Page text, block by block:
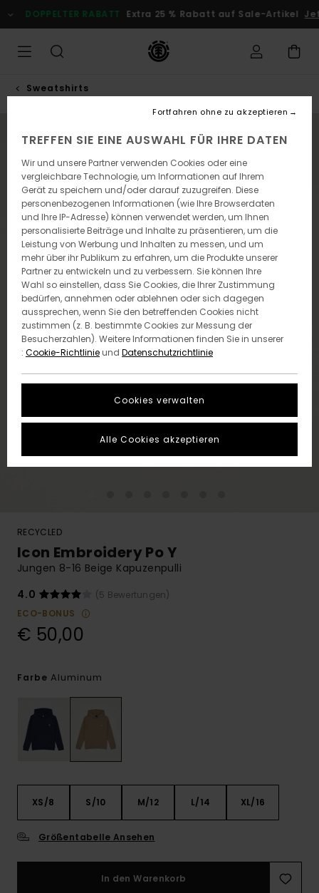
zur
Produktinformation
DOPPELTER RABATT Extra 25 % Rabatt auf Sale-Artikel
Sweatshirts
RECYCLED
Icon Embroidery Po Y
Jungen 8-16 Beige Kapuzenpulli
4.0
(5 Bewertungen)
ECO-BONUS
€ 50,00
Farbe Aluminum
XS/8 S/10 M/12 L/14 XL/16
Größentabelle Ansehen
In den Warenkorb
TREFFEN SIE EINE AUSWAHL FÜR IHRE DATEN
Wir und unsere Partner verwenden Cookies oder eine
vergleichbare Technologie, um Informationen auf Ihrem
Gerät zu speichern und/oder darauf zuzugreifen. Diese
personenbezogenen Informationen (wie Ihre Browserdaten
und Ihre IP-Adresse) können verwendet werden, um Ihnen
personalisierte Beiträge und Inhalte zu präsentieren, um die
Leistung von Werbung und Inhalten zu messen, und um
mehr über ihr Publikum zu erfahren, um die Produkte unserer
Partner zu entwickeln und zu verbessern. Sie können Ihre
Wahl so einstellen, dass Sie Cookies, die Ihrer Zustimmung
bedürfen, annehmen oder ablehnen oder sich dagegen
aussprechen, wenn Sie den betreffenden Cookies nicht
zustimmen (z. B. bestimmte Cookies zur Messung der
Besucherzahlen). Weitere Informationen finden Sie in unserer
: Cookie-Richtlinieund Datenschutzrichtlinie
Cookies verwalten
Fortfahren ohne zu akzeptieren
Alle Cookies akzeptieren